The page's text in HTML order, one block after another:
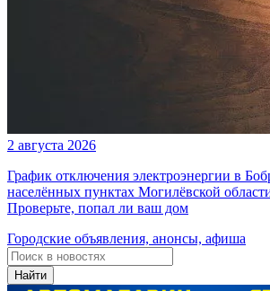
2 августа 2026
График отключения электроэнергии в
населённых пунктах Могилёвской
Проверьте, попал ли ваш дом
Городские объявления, анонсы, афиша
Найти